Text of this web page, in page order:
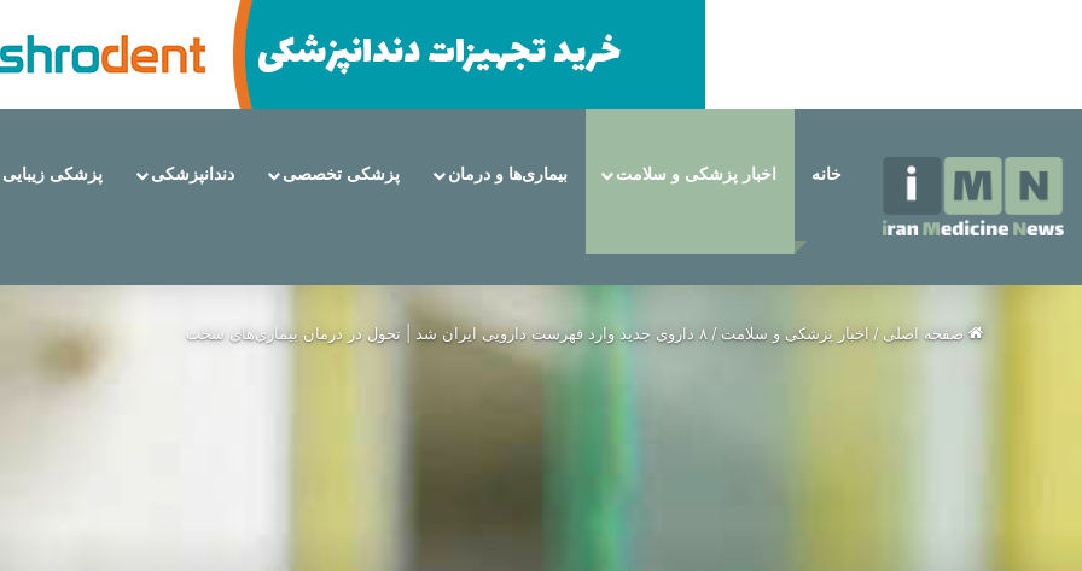
خانه اخبار پزشکی و سلامت بیماری‌ها و درمان پزشکی تخصصی دندانپزشکی پزشکی زیبایی
همه چیز درباره روش های حذف موهای زائد از مزایا تا عوارض
صفحه اصلی / اخبار پزشکی و سلامت / ۸ داروی جدید وارد فهرست دارویی ایران شد | تحول در درمان بیماری‌های سخت